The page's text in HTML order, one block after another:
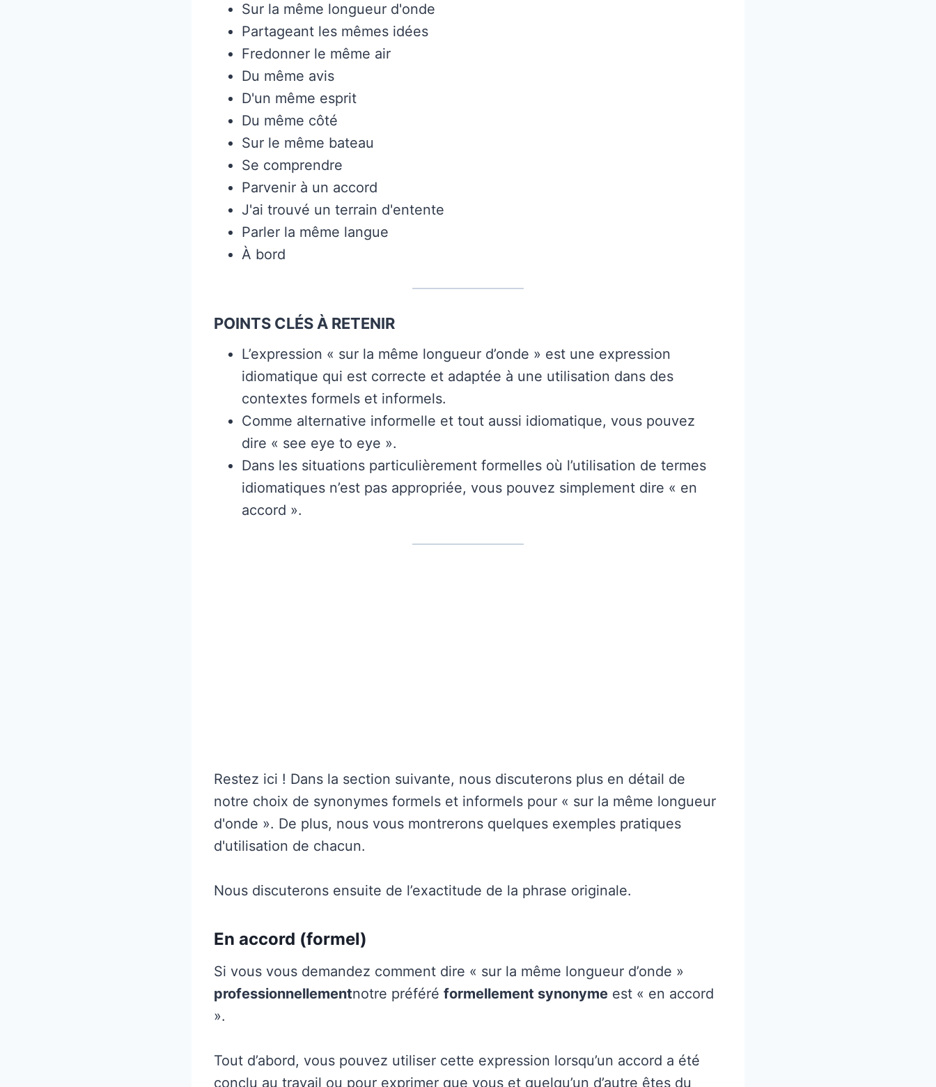
Sur la même longueur d'onde
Partageant les mêmes idées
Fredonner le même air
Du même avis
D'un même esprit
Du même côté
Sur le même bateau
Se comprendre
Parvenir à un accord
J'ai trouvé un terrain d'entente
Parler la même langue
À bord
POINTS CLÉS À RETENIR
L’expression « sur la même longueur d’onde » est une expression
idiomatique qui est correcte et adaptée à une utilisation dans des
contextes formels et informels.
Comme alternative informelle et tout aussi idiomatique, vous pouvez
dire « see eye to eye ».
Dans les situations particulièrement formelles où l’utilisation de termes
idiomatiques n’est pas appropriée, vous pouvez simplement dire « en
accord ».
Restez ici ! Dans la section suivante, nous discuterons plus en détail de
notre choix de synonymes formels et informels pour « sur la même longueur
d'onde ». De plus, nous vous montrerons quelques exemples pratiques
d'utilisation de chacun.
Nous discuterons ensuite de l’exactitude de la phrase originale.
En accord (formel)
Si vous vous demandez comment dire « sur la même longueur d’onde »
professionnellementnotre préféré formellement synonyme est « en accord
».
Tout d’abord, vous pouvez utiliser cette expression lorsqu’un accord a été
conclu au travail ou pour exprimer que vous et quelqu’un d’autre êtes du